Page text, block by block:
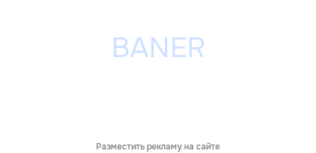
Разместить рекламу на сайте